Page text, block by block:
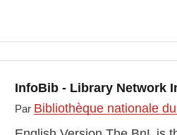
InfoBib - Library Network
Par Bibliothèque nationale